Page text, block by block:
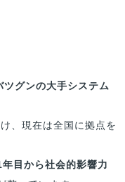
グンの大手システム
、現在は全国に拠点を
年目から社会的影響力